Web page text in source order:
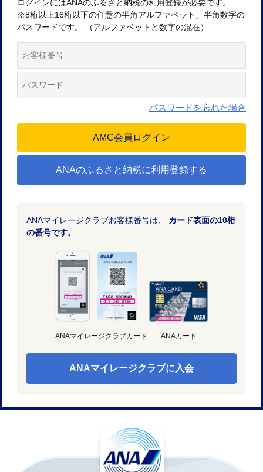
ログインにはANAのふるさと納税の利用登録が必要です。
※8桁以上16桁以下の任意の半角アルファベット、半角数字の
パスワードです。 （アルファベットと数字の混在）
パスワードを忘れた場合
ANAのふるさと納税に利用登録する
ANAマイレージクラブお客様番号は、 カード表面の10桁
の番号です。
ANAマイレージクラブカード ANAカード
ANAマイレージクラブに入会